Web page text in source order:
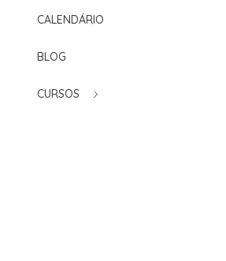
CALENDÁRIO
BLOG
CURSOS